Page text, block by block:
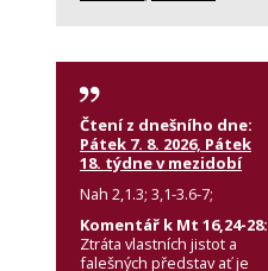
Čtení z dnešního dne:
Pátek 7. 8. 2026, Pátek
18. týdne v mezidobí
Nah 2,1.3; 3,1-3.6-7;
Komentář k Mt 16,24-28:
Ztráta vlastních jistot a
falešných představ ať je